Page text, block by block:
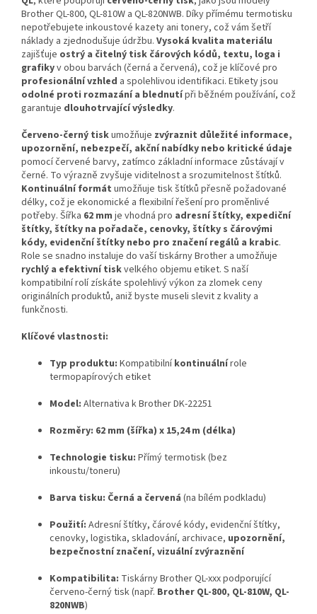
Brother QL-800, QL-810W a QL-820NWB. Díky přímému termotisku
nepotřebujete inkoustové kazety ani tonery, což vám šetří
náklady a zjednodušuje údržbu. Vysoká kvalita materiálu
zajišťuje ostrý a čitelný tisk čárových kódů, textu, loga i
grafikyv obou barvách (černá a červená), což je klíčové pro
profesionální vzhled a spolehlivou identifikaci. Etikety jsou
odolné proti rozmazání a blednutípři běžném používání, což
garantuje dlouhotrvající výsledky.
Červeno-černý tiskumožňuje zvýraznit důležité informace,
upozornění, nebezpečí, akční nabídky nebo kritické údaje
pomocí červené barvy, zatímco základní informace zůstávají v
černé. To výrazně zvyšuje viditelnost a srozumitelnost štítků.
Kontinuální formát umožňuje tisk štítků přesně požadované
délky, což je ekonomické a flexibilní řešení pro proměnlivé
potřeby. Šířka 62 mm je vhodná pro adresní štítky, expediční
štítky, štítky na pořadače, cenovky, štítky s čárovými
kódy, evidenční štítky nebo pro značení regálů a krabic.
Role se snadno instaluje do vaší tiskárny Brother a umožňuje
rychlý a efektivní tiskvelkého objemu etiket. S naší
kompatibilní rolí získáte spolehlivý výkon za zlomek ceny
originálních produktů, aniž byste museli slevit z kvality a
funkčnosti.
Klíčové vlastnosti:
Typ produktu: Kompatibilníkontinuálnírole
termopapírových etiket
Model: Alternativa k Brother DK-22251
Rozměry: 62 mm (šířka) x 15,24 m (délka)
Technologie tisku: Přímý termotisk (bez
inkoustu/toneru)
Barva tisku: Černá a červená (na bílém podkladu)
Použití: Adresní štítky, čárové kódy, evidenční štítky,
cenovky, logistika, skladování, archivace, upozornění,
bezpečnostní značení, vizuální zvýraznění
Kompatibilita: Tiskárny Brother QL-xxx podporující
červeno-černý tisk (např. Brother QL-800, QL-810W, QL-
820NWB)